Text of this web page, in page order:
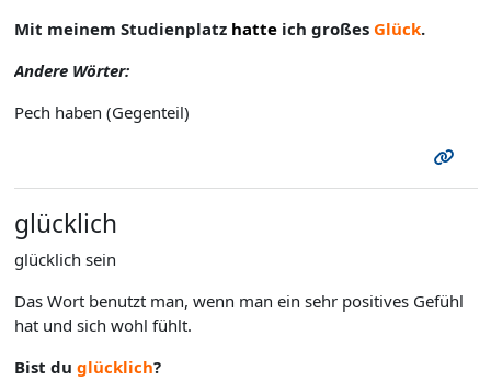
Mit meinem Studienplatz hatte ich großes Glück.
Andere Wörter:
Pech haben (Gegenteil)
glücklich
glücklich sein
Das Wort benutzt man, wenn man ein sehr positives Gefühl
hat und sich wohl fühlt.
Bist du glücklich?